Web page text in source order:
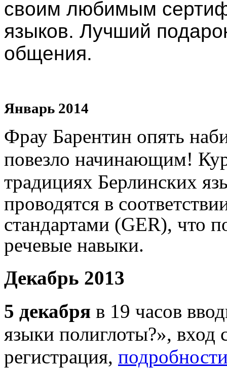
своим любимым
языков. Лучший
общения.
Январь 2014
Фрау Барентин опять
повезло начинающим!
традициях Берлинских
проводятся в
стандартами (GER), что
речевые навыки.
Декабрь 2013
5 декабря в 19 часов
языки полиглоты?», вход
регистрация,